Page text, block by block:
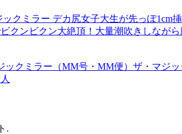
クミラー デカ尻女子大生が先っぽ1cm
クンビクン大絶頂！大量潮吹きしなが
ックミラー（MM号・MM便） ザ・マジッ
.